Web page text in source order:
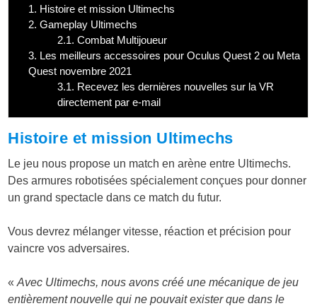
1. Histoire et mission Ultimechs
2. Gameplay Ultimechs
2.1. Combat Multijoueur
3. Les meilleurs accessoires pour Oculus Quest 2 ou Meta
Quest novembre 2021
3.1. Recevez les dernières nouvelles sur la VR
directement par e-mail
Histoire et mission Ultimechs
Le jeu nous propose un match en arène entre Ultimechs.
Des armures robotisées spécialement conçues pour donner
un grand spectacle dans ce match du futur.
Vous devrez mélanger vitesse, réaction et précision pour
vaincre vos adversaires.
«Avec Ultimechs, nous avons créé une mécanique de jeu
entièrement nouvelle qui ne pouvait exister que dans le